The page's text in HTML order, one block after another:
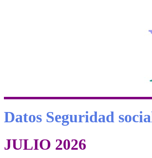
Datos Seguridad
JULIO 2026